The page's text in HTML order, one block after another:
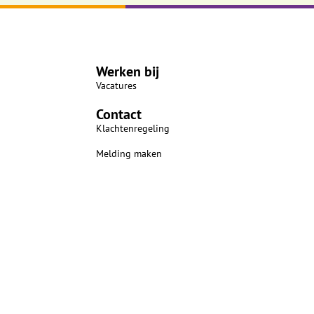
Werken bij
Vacatures
Contact
Klachtenregeling
Melding maken